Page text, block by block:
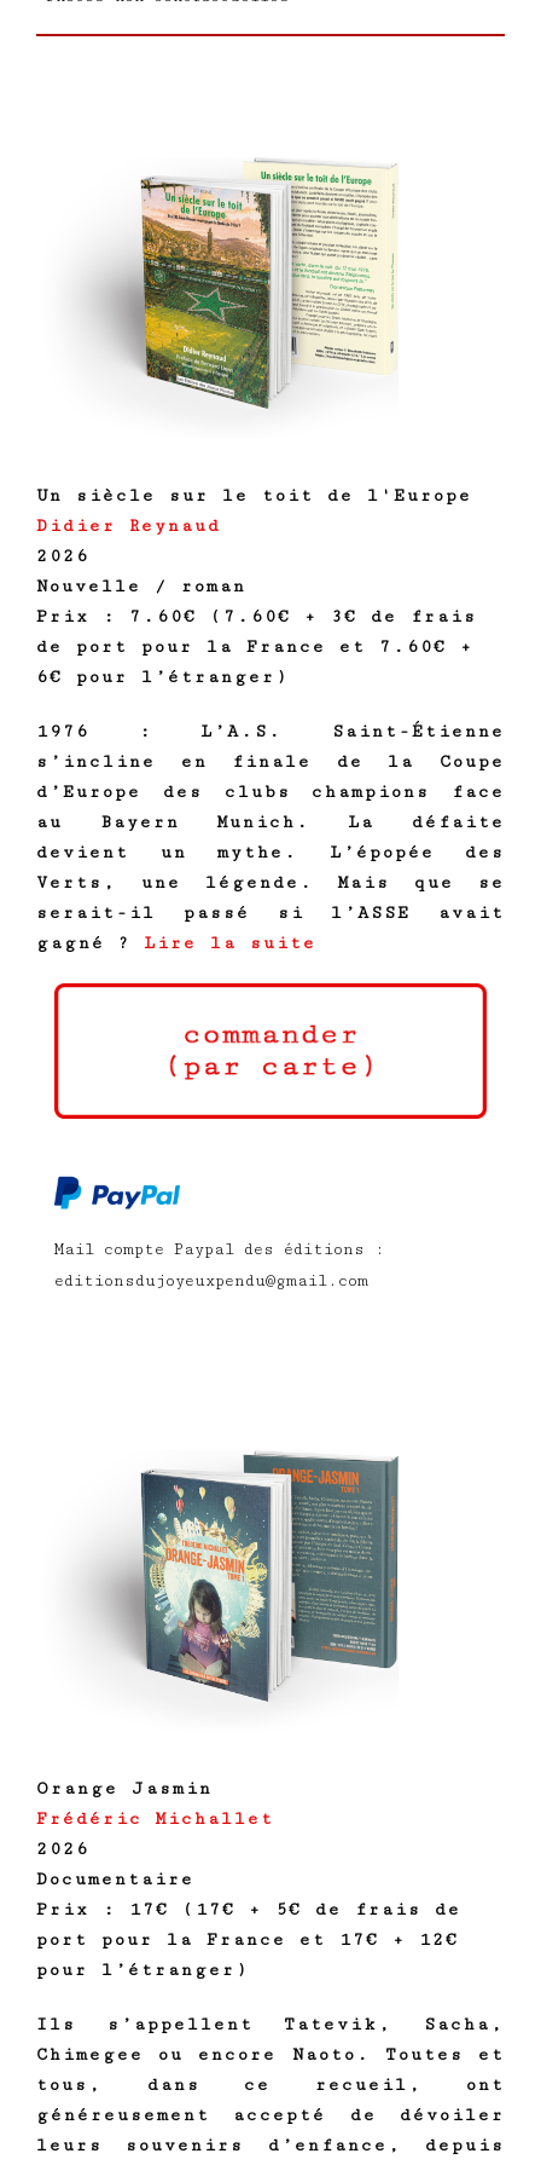
Un siècle sur le toit de l'Europe
Didier Reynaud
2026
Nouvelle / roman
Prix : 7.60€ (7.60€ + 3€ de frais
de port pour la France et 7.60€ +
6€ pour l’étranger)
1976 : L’A.S. Saint-Étienne
s’incline en finale de la Coupe
d’Europe des clubs champions face
au Bayern Munich. La défaite
devient un mythe. L’épopée des
Verts, une légende. Mais que se
serait-il passé si l’ASSE avait
gagné ? Lire la suite
Mail compte Paypal des éditions :
editionsdujoyeuxpendu@gmail.com
Orange Jasmin
Frédéric Michallet
2026
Documentaire
Prix : 17€ (17€ + 5€ de frais de
port pour la France et 17€ + 12€
pour l’étranger)
Ils s’appellent Tatevik, Sacha,
Chimegee ou encore Naoto. Toutes et
tous, dans ce recueil, ont
généreusement accepté de dévoiler
leurs souvenirs d’enfance, depuis